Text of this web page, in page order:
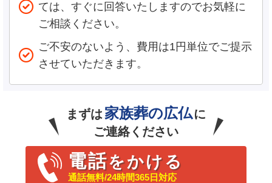
ては、すぐに回答いたしますのでお気軽に
ご相談ください。
ご不安のないよう、費用は1円単位でご提示
させていただきます。
まずは 家族葬の広仏 に
ご連絡ください
電話をかける
通話無料/24時間365日対応